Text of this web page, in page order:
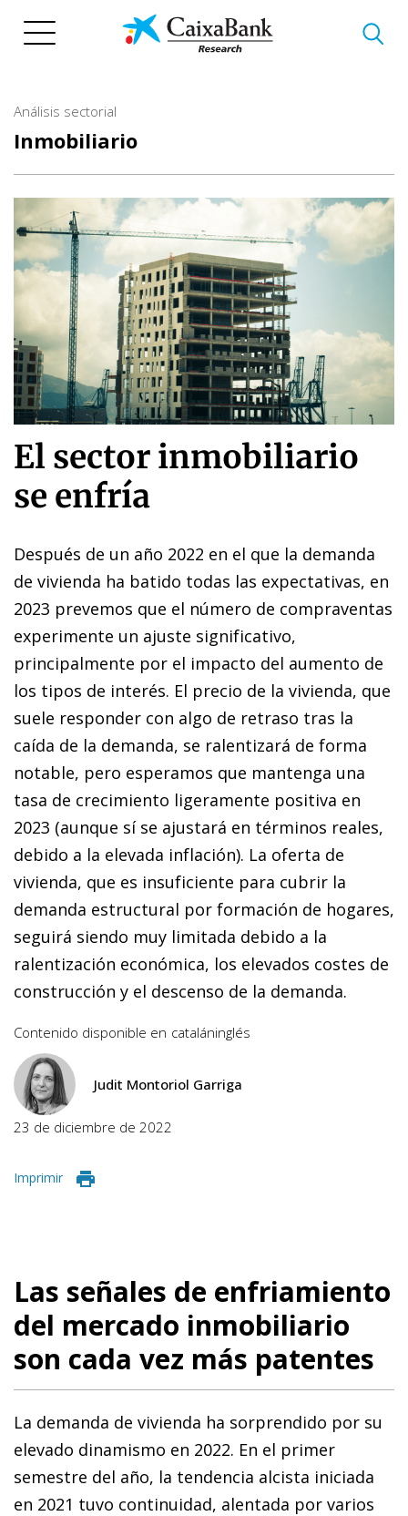
Análisis sectorial
Inmobiliario
El sector inmobiliario
se enfría
Después de un año 2022 en el que la demanda
de vivienda ha batido todas las expectativas, en
2023 prevemos que el número de compraventas
experimente un ajuste significativo,
principalmente por el impacto del aumento de
los tipos de interés. El precio de la vivienda, que
suele responder con algo de retraso tras la
caída de la demanda, se ralentizará de forma
notable, pero esperamos que mantenga una
tasa de crecimiento ligeramente positiva en
2023 (aunque sí se ajustará en términos reales,
debido a la elevada inflación). La oferta de
vivienda, que es insuficiente para cubrir la
demanda estructural por formación de hogares,
seguirá siendo muy limitada debido a la
ralentización económica, los elevados costes de
construcción y el descenso de la demanda.
Contenido disponible en cataláninglés
Judit Montoriol Garriga
23 de diciembre de 2022
Imprimir
Las señales de enfriamiento
del mercado inmobiliario
son cada vez más patentes
La demanda de vivienda ha sorprendido por su
elevado dinamismo en 2022. En el primer
semestre del año, la tendencia alcista iniciada
en 2021 tuvo continuidad, alentada por varios